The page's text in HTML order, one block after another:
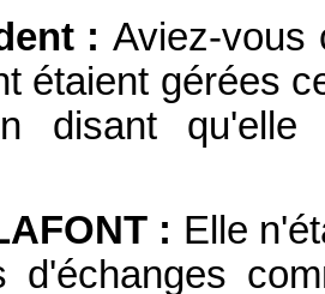
:Aviez-vous
étaient gérées
disant qu'elle
: Elle